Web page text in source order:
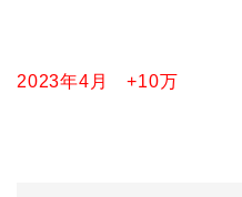
2023年4月 +10万